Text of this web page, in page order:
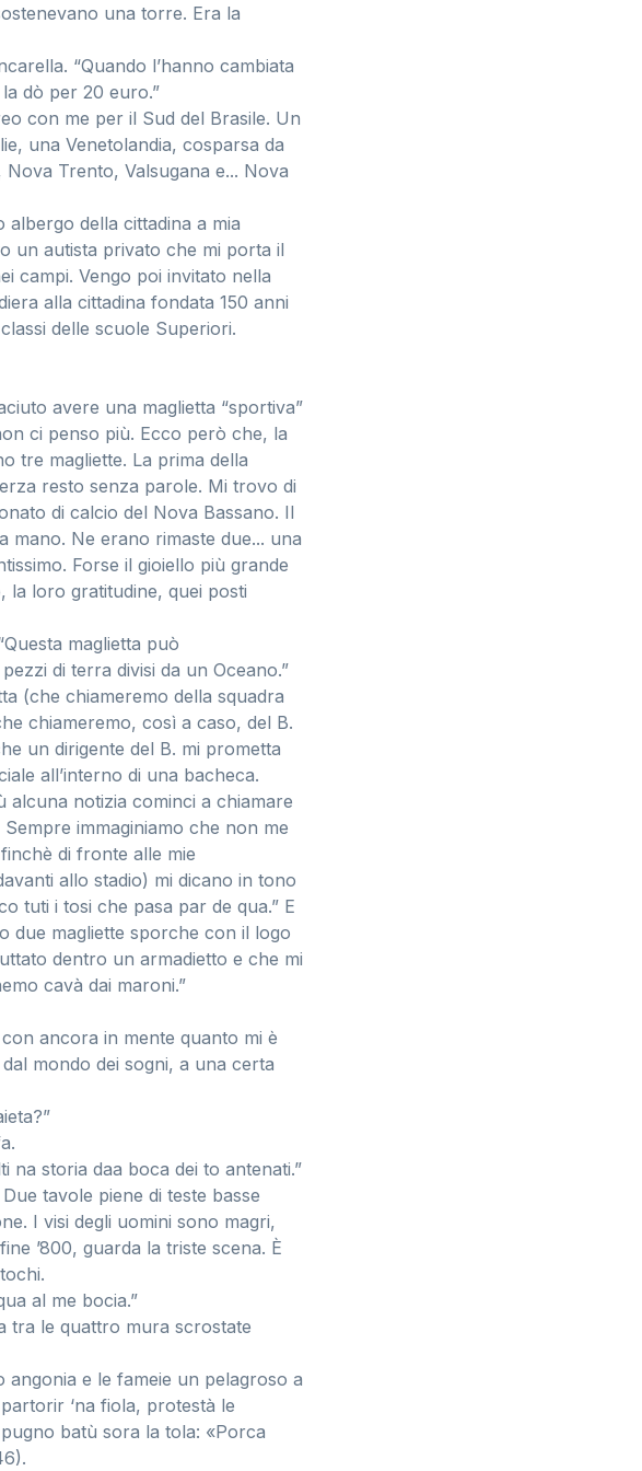
una torre. Era la
“Quando l’hanno cambiata
dò per 20 euro.”
con me per il Sud del Brasile. Un
una Venetolandia, cosparsa da
Trento, Valsugana e... Nova
albergo della cittadina a mia
un autista privato che mi porta il
campi. Vengo poi invitato nella
alla cittadina fondata 150 anni
delle scuole Superiori.
avere una maglietta “sportiva”
ci penso più. Ecco però che, la
tre magliette. La prima della
resto senza parole. Mi trovo di
di calcio del Nova Bassano. Il
mano. Ne erano rimaste due... una
Forse il gioiello più grande
la loro gratitudine, quei posti
maglietta può
di terra divisi da un Oceano.”
(che chiameremo della squadra
chiameremo, così a caso, del B.
un dirigente del B. mi prometta
all’interno di una bacheca.
alcuna notizia cominci a chiamare
immaginiamo che non me
di fronte alle mie
allo stadio) mi dicano in tono
tuti i tosi che pasa par de qua.” E
due magliette sporche con il logo
dentro un armadietto e che mi
cavà dai maroni.”
ancora in mente quanto mi è
mondo dei sogni, a una certa
na storia daa boca dei to antenati.”
tavole piene di teste basse
I visi degli uomini sono magri,
’800, guarda la triste scena. È
al me bocia.”
tra le quattro mura scrostate
angonia e le fameie un pelagroso a
‘na fiola, protestà le
batù sora la tola: «Porca